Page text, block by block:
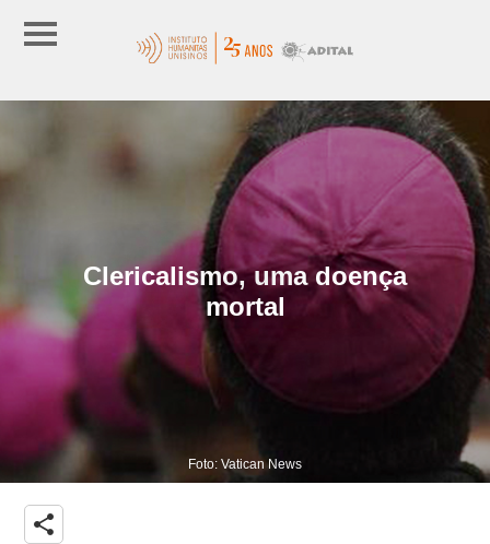
Clericalismo, uma doença
mortal
Foto: Vatican News
share